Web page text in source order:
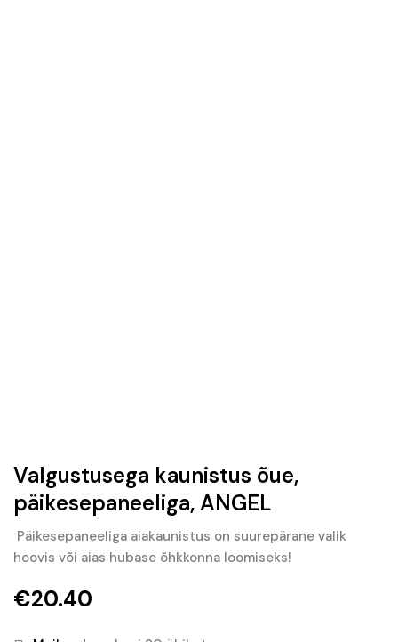
Valgustusega kaunistus õue,
päikesepaneeliga, ANGEL
Päikesepaneeliga aiakaunistus on suurepärane valik
hoovis või aias hubase õhkkonna loomiseks!
€20.40